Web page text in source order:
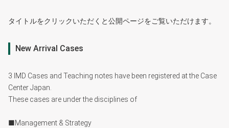
タイトルをクリックいただくと公開ページをご覧いただけます。
New Arrival Cases
3 IMD Cases and Teaching notes have been︎ registered︎ at ︎the Case︎
Center︎ Japan.
These cases are under the disciplines of
■Management & Strategy